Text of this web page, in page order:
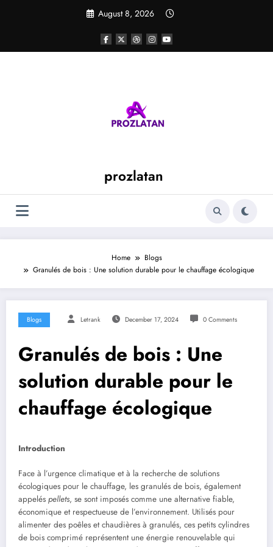
August 8, 2026
prozlatan
Home
Blogs
Granulés de bois : Une solution durable pour le chauffage écologique
Blogs Letrank December 17, 2024 0 Comments
Granulés de bois : Une
solution durable pour le
chauffage écologique
Introduction
Face à l’urgence climatique et à la recherche de solutions
écologiques pour le chauffage, les granulés de bois, également
appelés pellets, se sont imposés comme une alternative fiable,
économique et respectueuse de l’environnement. Utilisés pour
alimenter des poêles et chaudières à granulés, ces petits cylindres
de bois comprimé représentent une énergie renouvelable qui